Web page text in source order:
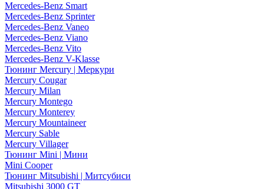
Mercedes-Benz Smart
Mercedes-Benz Sprinter
Mercedes-Benz Vaneo
Mercedes-Benz Viano
Mercedes-Benz Vito
Mercedes-Benz V-Klasse
Тюнинг Mercury | Меркури
Mercury Cougar
Mercury Milan
Mercury Montego
Mercury Monterey
Mercury Mountaineer
Mercury Sable
Mercury Villager
Тюнинг Mini | Мини
Mini Cooper
Тюнинг Mitsubishi | Митсубиси
Mitsubishi 3000 GT